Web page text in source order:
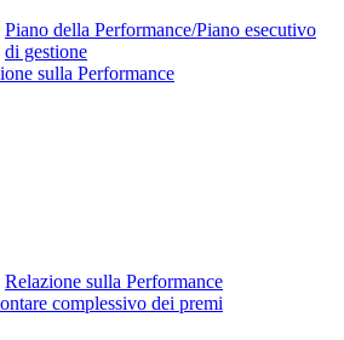
Piano della Performance/Piano esecutivo
di gestione
sulla Performance
Relazione sulla Performance
complessivo dei premi